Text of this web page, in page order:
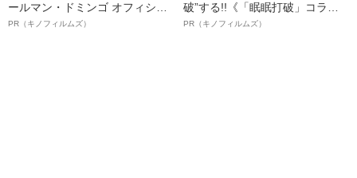
ールマン・ドミンゴ オフィシャ
ルインタビュー“観客を魅了した
PR（キノフィルムズ）
破”する!!《「眠眠打破」コラ
ボ》
PR（キノフィルムズ）